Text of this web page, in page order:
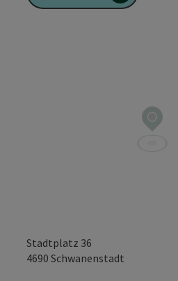
Stadtplatz 36
4690 Schwanenstadt